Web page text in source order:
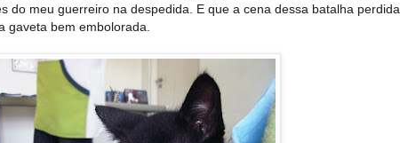
do meu guerreiro na despedida. E que a cena dessa batalha perdida
gaveta bem embolorada.